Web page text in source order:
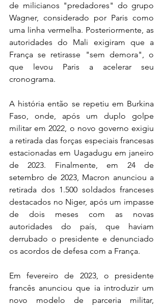
de milicianos "predadores" do grupo
Wagner, considerado por Paris como
uma linha vermelha. Posteriormente, as
autoridades do Mali exigiram que a
França se retirasse "sem demora", o
que levou Paris a acelerar seu
cronograma.
A história então se repetiu em Burkina
Faso, onde, após um duplo golpe
militar em 2022, o novo governo exigiu
a retirada das forças especiais francesas
estacionadas em Uagadugu em janeiro
de 2023. Finalmente, em 24 de
setembro de 2023, Macron anunciou a
retirada dos 1.500 soldados franceses
destacados no Niger, após um impasse
de dois meses com as novas
autoridades do país, que haviam
derrubado o presidente e denunciado
os acordos de defesa com a França.
Em fevereiro de 2023, o presidente
francês anunciou que ia introduzir um
novo modelo de parceria militar,